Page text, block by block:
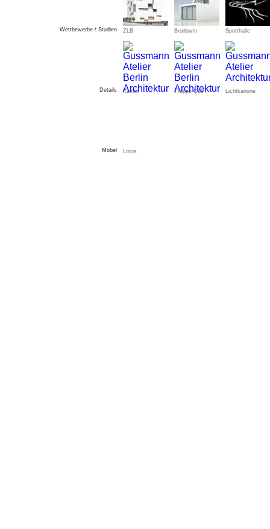
Wettbewerbe / Studien
Details
Möbel
ZLB Brodowin Sporthalle
Kamin Treppe Q30 Lichtkanone
Lotos